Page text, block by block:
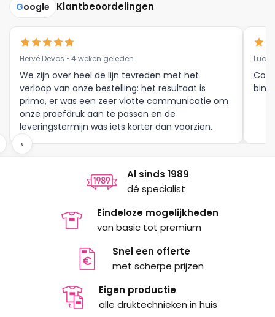
optie
kan
gekozen
worden
op
de
productpagina
kan
productpagina
Google Klantbeoordelingen
Hervé Devos • 4 weken geleden
We zijn over heel de lijn tevreden met het
verloop van onze bestelling: het resultaat is
prima, er was een zeer vlotte communicatie om
onze proefdruk aan te passen en de
leveringstermijn was iets korter dan voorzien.
Meer moet dat niet zijn.
Luc
‹
Al sinds 1989
dé specialist
Eindeloze mogelijkheden
van basic tot premium
Snel een offerte
met scherpe prijzen
Eigen productie
alle druktechnieken in huis